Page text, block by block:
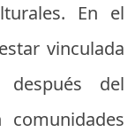
En el
vinculada
del